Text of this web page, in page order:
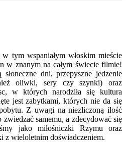
tym wspaniałym włoskim mieście
w znanym na całym świecie filmie!
dni, przepyszne jedzenie
oliwki, sery czy szynki) oraz
w których narodziła się kultura
jest zabytkami, których nie da się
Z uwagi na niezliczoną ilość
samemu, a zdecydować się
jako miłośniczki Rzymu oraz
z wieloletnim doświadczeniem.